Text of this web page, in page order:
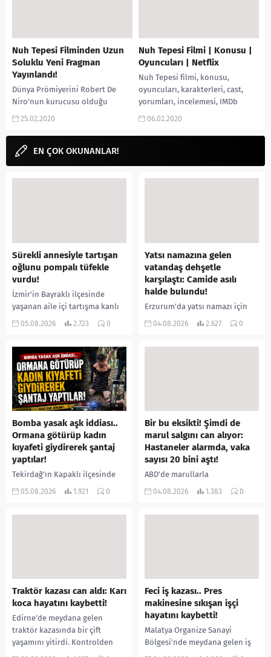
Nuh Tepesi Filminden Uzun
Soluklu Yeni Fragman
Yayınlandı!
Dünya Prömiyerini Robert De
Niro’nun kurucusu olduğu
18.Tribeca Film Festivali’nde
dönen Nuh Tepesi filmi oldukça...
25.02.2020
Nuh Tepesi Filmi | Konusu |
Oyuncuları | Netflix
Nuh Tepesi filmi, konusu,
oyuncuları, karakterleri, cast,
yorumları, incelemesi, IMDb
puanı, Ekşi yorumları, Netflix,
aramalarınıza YORUM...
06.02.2020
EN ÇOK OKUNANLAR!
Sürekli annesiyle tartışan
oğlunu pompalı tüfekle
vurdu!
İzmir’in Bayraklı ilçesinde
yaşanan aile içi tartışma kanlı
bitti. İddiaya göre, uzun süredir
05.08.2026 2.723 0
Yatsı namazına gelen
vatandaş dehşetle
karşılaştı: Camide asılı
halde bulundu!
Erzurum’da yatsı namazı için
camiye gelen bir vatandaş,
04.08.2026 2.627 0
Bomba yasak aşk iddiası..
Ormana götürüp kadın
kıyafeti giydirerek şantaj
yaptılar!
Tekirdağ’ın Kapaklı ilçesinde
bir kişiyi, arkadaşının eşiyle
05.08.2026 1.921 0
Bir bu eksikti! Şimdi de
marul salgını can alıyor:
Hastaneler alarmda, vaka
sayısı 20 bini aştı!
ABD’de marullarla
ilişkilendirilen siklospora
04.08.2026 1.383 0
Traktör kazası can aldı: Karı
koca hayatını kaybetti!
Edirne’de meydana gelen
traktör kazasında bir çift
yaşamını yitirdi. Kontrolden
çıkarak devrilen traktörün
Feci iş kazası.. Pres
makinesine sıkışan işçi
hayatını kaybetti!
Malatya Organize Sanayi
Bölgesi’nde meydana gelen iş
kazasında, pres makinesine